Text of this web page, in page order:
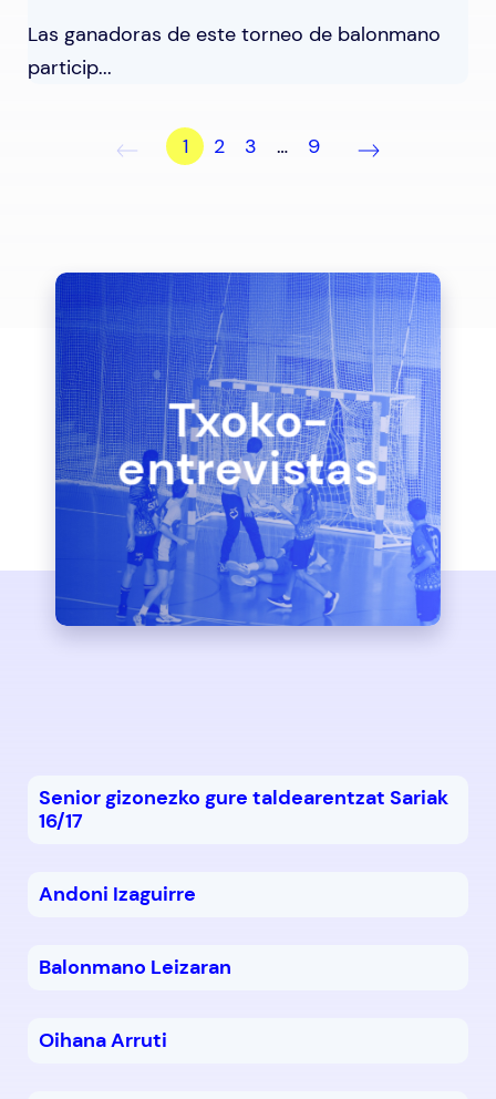
Las ganadoras de este torneo de balonmano
particip...
1 2 3 … 9
Txoko-
entrevistas
Senior gizonezko gure taldearentzat Sariak
16/17
Andoni Izaguirre
Balonmano Leizaran
Oihana Arruti